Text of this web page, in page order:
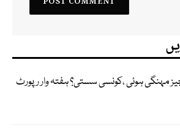
مہنگی ہوئی ،کونسی سستی؟ ہفتہ وار رپورٹ